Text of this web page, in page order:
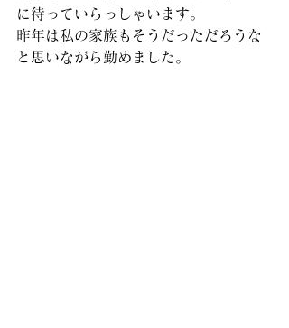
に待っていらっしゃいます。
昨年は私の家族もそうだっただろうな
と思いながら勤めました。